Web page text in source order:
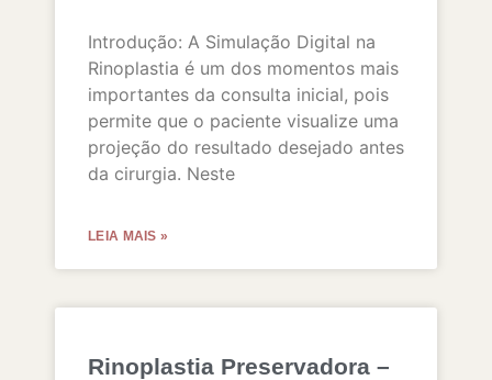
Introdução: A Simulação Digital na
Rinoplastia é um dos momentos mais
importantes da consulta inicial, pois
permite que o paciente visualize uma
projeção do resultado desejado antes
da cirurgia. Neste
LEIA MAIS »
Rinoplastia Preservadora –